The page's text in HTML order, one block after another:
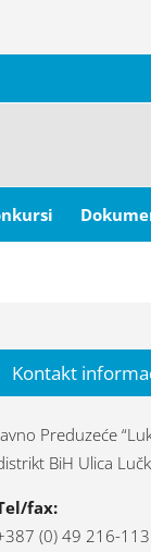
Kontakt
Preduzeće
BiH Ulica
fax:
(0) 49 216-113